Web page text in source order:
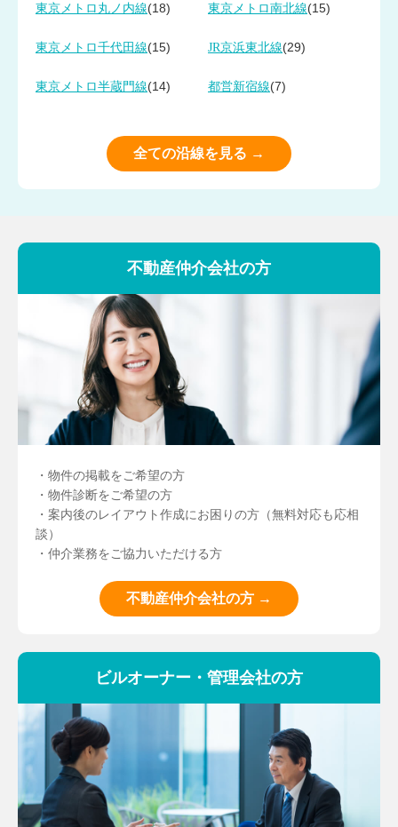
東京メトロ丸ノ内線(18) 東京メトロ南北線(15)
東京メトロ千代田線(15) JR京浜東北線(29)
東京メトロ半蔵門線(14) 都営新宿線(7)
全ての沿線を見る →
不動産仲介会社の方
・物件の掲載をご希望の方
・物件診断をご希望の方
・案内後のレイアウト作成にお困りの方（無料対応も応相
談）
・仲介業務をご協力いただける方
不動産仲介会社の方 →
ビルオーナー・管理会社の方